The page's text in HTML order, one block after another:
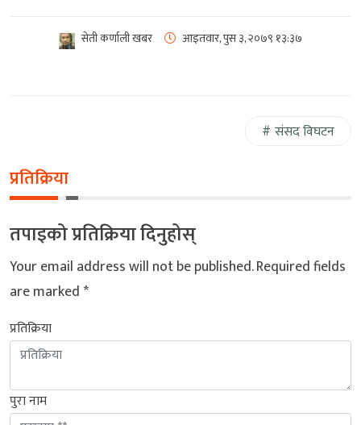
सेती कर्णाली खबर आइतवार, पुस ३, २०७९ १३:३७
संसद विघटन
प्रतिक्रिया
तपाइको प्रतिक्रिया दिनुहोस्
Your email address will not be published.Required fields
are marked*
प्रतिक्रिया
पुरा नाम